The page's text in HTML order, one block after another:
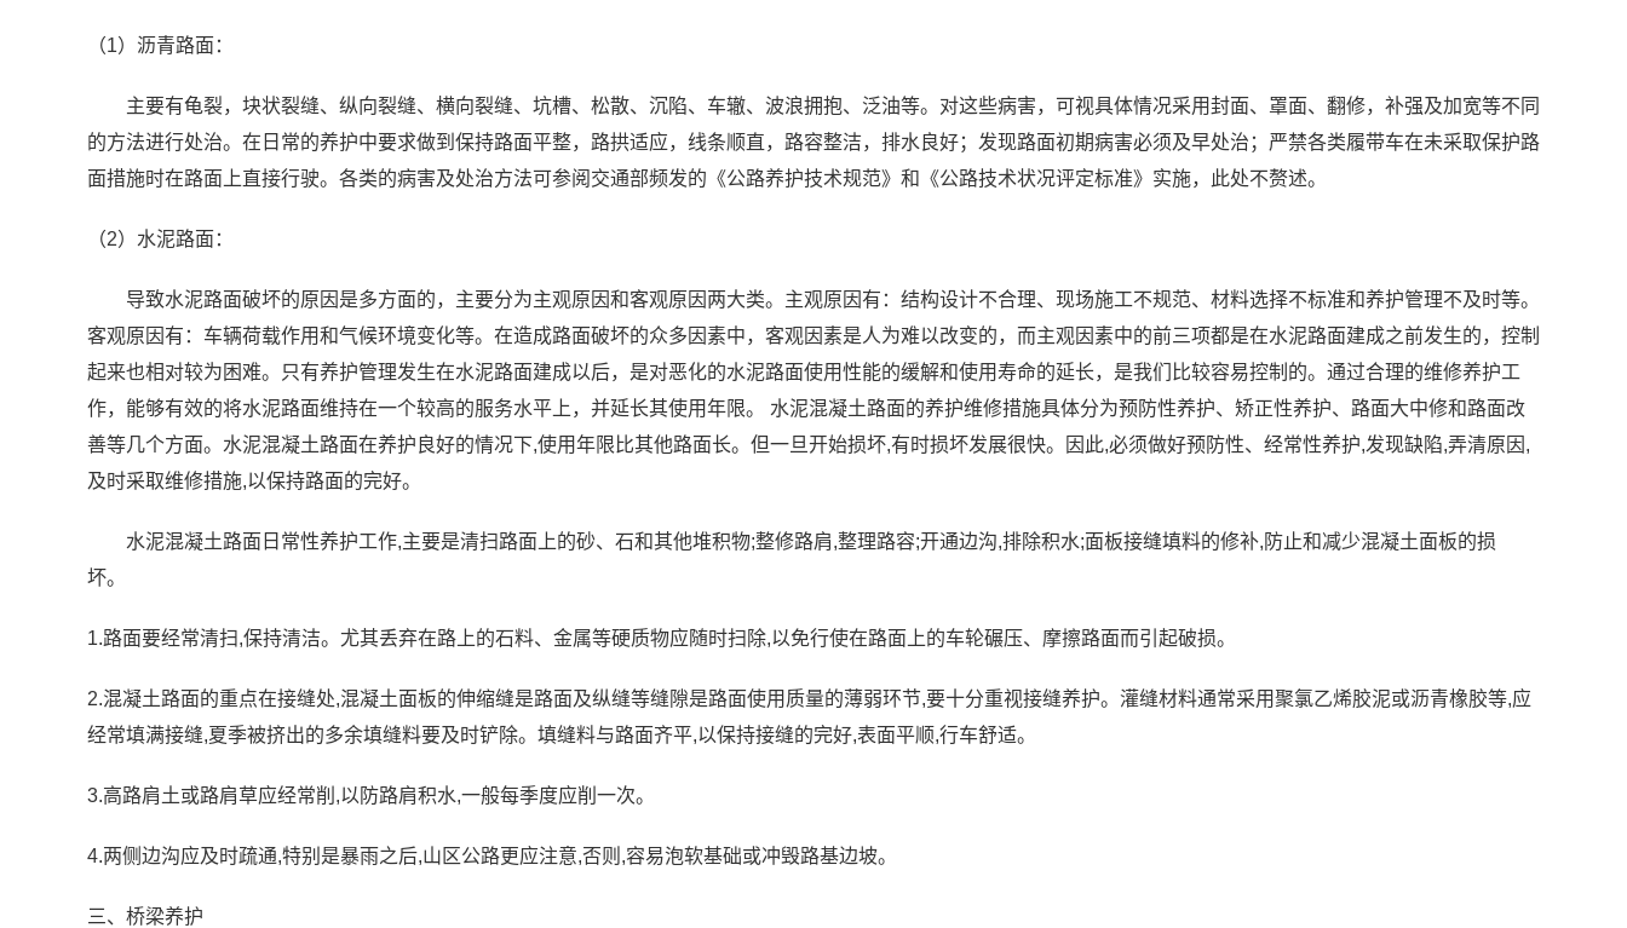
（1）沥青路面：
主要有龟裂，块状裂缝、纵向裂缝、横向裂缝、坑槽、松散、沉陷、车辙、波浪拥抱、泛油等。对这些病害，可视具体情况采用封面、罩面、翻修，补强及加宽等不同
的方法进行处治。在日常的养护中要求做到保持路面平整，路拱适应，线条顺直，路容整洁，排水良好；发现路面初期病害必须及早处治；严禁各类履带车在未采取保护路
面措施时在路面上直接行驶。各类的病害及处治方法可参阅交通部频发的《公路养护技术规范》和《公路技术状况评定标准》实施，此处不赘述。
（2）水泥路面：
导致水泥路面破坏的原因是多方面的，主要分为主观原因和客观原因两大类。主观原因有：结构设计不合理、现场施工不规范、材料选择不标准和养护管理不及时等。
客观原因有：车辆荷载作用和气候环境变化等。在造成路面破坏的众多因素中，客观因素是人为难以改变的，而主观因素中的前三项都是在水泥路面建成之前发生的，控制
起来也相对较为困难。只有养护管理发生在水泥路面建成以后，是对恶化的水泥路面使用性能的缓解和使用寿命的延长，是我们比较容易控制的。通过合理的维修养护工
作，能够有效的将水泥路面维持在一个较高的服务水平上，并延长其使用年限。 水泥混凝土路面的养护维修措施具体分为预防性养护、矫正性养护、路面大中修和路面改
善等几个方面。水泥混凝土路面在养护良好的情况下,使用年限比其他路面长。但一旦开始损坏,有时损坏发展很快。因此,必须做好预防性、经常性养护,发现缺陷,弄清原因,
及时采取维修措施,以保持路面的完好。
水泥混凝土路面日常性养护工作,主要是清扫路面上的砂、石和其他堆积物;整修路肩,整理路容;开通边沟,排除积水;面板接缝填料的修补,防止和减少混凝土面板的损
坏。
1.路面要经常清扫,保持清洁。尤其丢弃在路上的石料、金属等硬质物应随时扫除,以免行使在路面上的车轮碾压、摩擦路面而引起破损。
2.混凝土路面的重点在接缝处,混凝土面板的伸缩缝是路面及纵缝等缝隙是路面使用质量的薄弱环节,要十分重视接缝养护。灌缝材料通常采用聚氯乙烯胶泥或沥青橡胶等,应
经常填满接缝,夏季被挤出的多余填缝料要及时铲除。填缝料与路面齐平,以保持接缝的完好,表面平顺,行车舒适。
3.高路肩土或路肩草应经常削,以防路肩积水,一般每季度应削一次。
4.两侧边沟应及时疏通,特别是暴雨之后,山区公路更应注意,否则,容易泡软基础或冲毁路基边坡。
三、桥梁养护